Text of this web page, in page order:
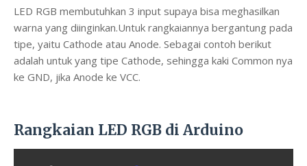
LED RGB membutuhkan 3 input supaya bisa meghasilkan
warna yang diinginkan.Untuk rangkaiannya bergantung pada
tipe, yaitu Cathode atau Anode. Sebagai contoh berikut
adalah untuk yang tipe Cathode, sehingga kaki Common nya
ke GND, jika Anode ke VCC.
Rangkaian LED RGB di Arduino